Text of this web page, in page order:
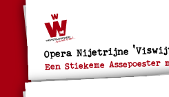
Opera Nijetrijne
Een Stiekeme